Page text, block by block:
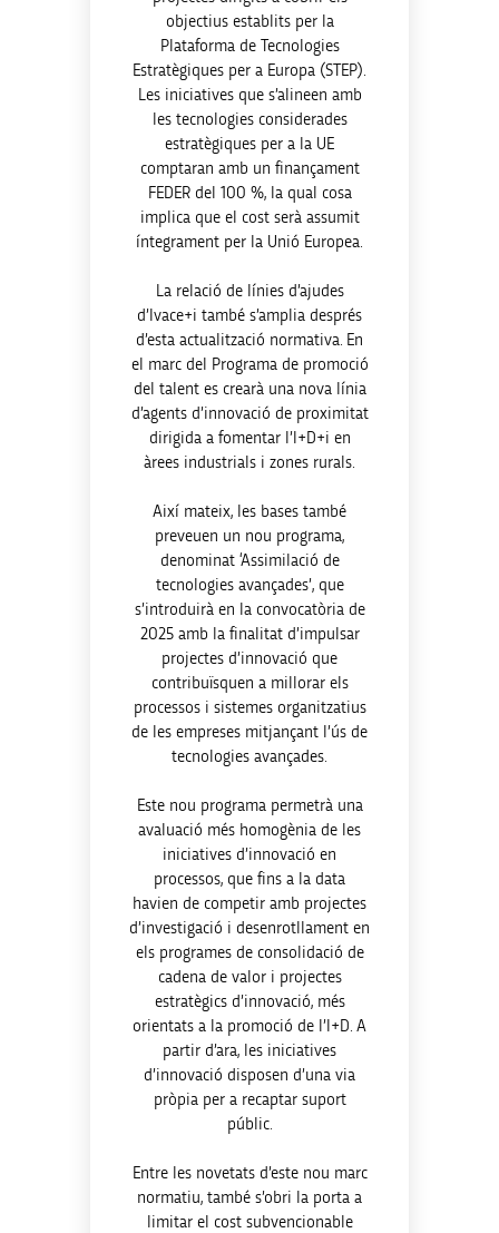
objectius establits per la
Plataforma de Tecnologies
Estratègiques per a Europa (STEP).
Les iniciatives que s’alineen amb
les tecnologies considerades
estratègiques per a la UE
comptaran amb un finançament
FEDER del 100 %, la qual cosa
implica que el cost serà assumit
íntegrament per la Unió Europea.
La relació de línies d’ajudes
d’Ivace+i també s’amplia després
d’esta actualització normativa. En
el marc del Programa de promoció
del talent es crearà una nova línia
d’agents d’innovació de proximitat
dirigida a fomentar l’I+D+i en
àrees industrials i zones rurals.
Així mateix, les bases també
preveuen un nou programa,
denominat ‘Assimilació de
tecnologies avançades’, que
s’introduirà en la convocatòria de
2025 amb la finalitat d’impulsar
projectes d’innovació que
contribuïsquen a millorar els
processos i sistemes organitzatius
de les empreses mitjançant l’ús de
tecnologies avançades.
Este nou programa permetrà una
avaluació més homogènia de les
iniciatives d’innovació en
processos, que fins a la data
havien de competir amb projectes
d’investigació i desenrotllament en
els programes de consolidació de
cadena de valor i projectes
estratègics d’innovació, més
orientats a la promoció de l’I+D. A
partir d’ara, les iniciatives
d’innovació disposen d’una via
pròpia per a recaptar suport
públic.
Entre les novetats d’este nou marc
normatiu, també s’obri la porta a
limitar el cost subvencionable